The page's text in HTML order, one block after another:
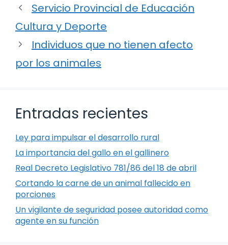
Servicio Provincial de Educación
Cultura y Deporte
Individuos que no tienen afecto
por los animales
Entradas recientes
Ley para impulsar el desarrollo rural
La importancia del gallo en el gallinero
Real Decreto Legislativo 781/86 del 18 de abril
Cortando la carne de un animal fallecido en
porciones
Un vigilante de seguridad posee autoridad como
agente en su función